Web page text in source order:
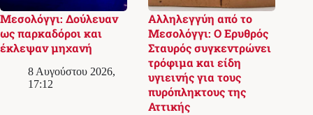
Μεσολόγγι: Δούλευαν
ως παρκαδόροι και
έκλεψαν μηχανή
8 Αυγούστου 2026,
17:12
Αλληλεγγύη από το
Μεσολόγγι: Ο Ερυθρός
Σταυρός συγκεντρώνει
τρόφιμα και είδη
υγιεινής για τους
πυρόπληκτους της
Αττικής